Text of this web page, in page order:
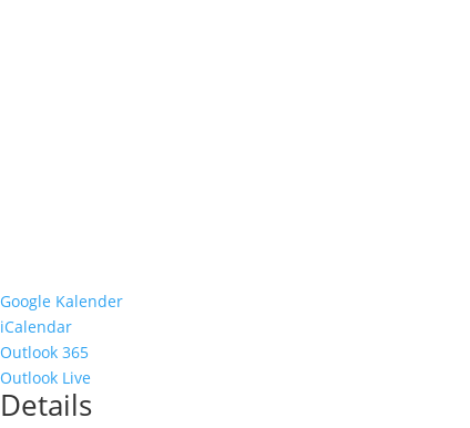
Google Kalender
iCalendar
Outlook 365
Outlook Live
Details